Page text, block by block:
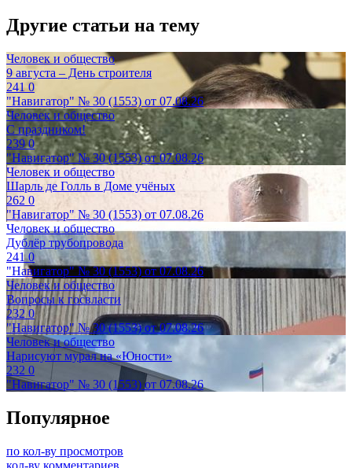
Другие статьи на тему
Человек и общество
9 августа – День строителя
2410
"Навигатор" № 30 (1553) от 07.08.26
Человек и общество
С праздником!
2390
"Навигатор" № 30 (1553) от 07.08.26
Человек и общество
Шарль де Голль в Доме учёных
262 0
"Навигатор" № 30 (1553) от 07.08.26
Человек и общество
Дублёр трубопровода
2410
"Навигатор" № 30 (1553) от 07.08.26
Человек и общество
Вопросы к госвласти
2320
"Навигатор" № 30 (1553) от 07.08.26
Человек и общество
Нарисуют мурал на «Юности»
232 0
"Навигатор" № 30 (1553) от 07.08.26
Популярное
по кол-ву просмотров
кол-ву комментариев